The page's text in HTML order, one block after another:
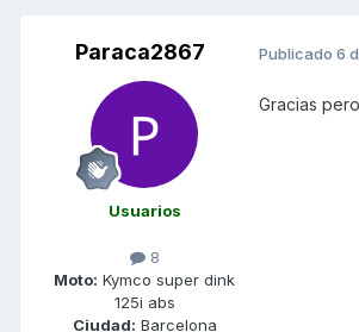
Paraca2867
Usuarios
8
Moto: Kymco super dink
125i abs
Ciudad: Barcelona
Publicado 6
Gracias